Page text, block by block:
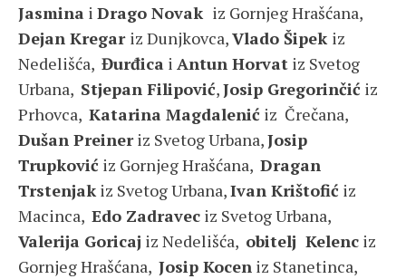
Jasmina i Drago Novak iz Gornjeg Hrašćana,
Dejan Kregar iz Dunjkovca,Vlado Šipek iz
Nedelišća, Đurđica i Antun Horvat iz Svetog
Urbana, Stjepan Filipović,Josip Gregorinčić iz
Prhovca, Katarina Magdalenić iz Črečana,
Dušan Preineriz Svetog Urbana,Josip
Trupković iz Gornjeg Hrašćana, Dragan
Trstenjakiz Svetog Urbana,Ivan Krištofić iz
Macinca, Edo Zadravec iz Svetog Urbana,
Valerija Goricaj iz Nedelišća, obitelj Kelenc iz
Gornjeg Hrašćana, Josip Kocen iz Stanetinca,